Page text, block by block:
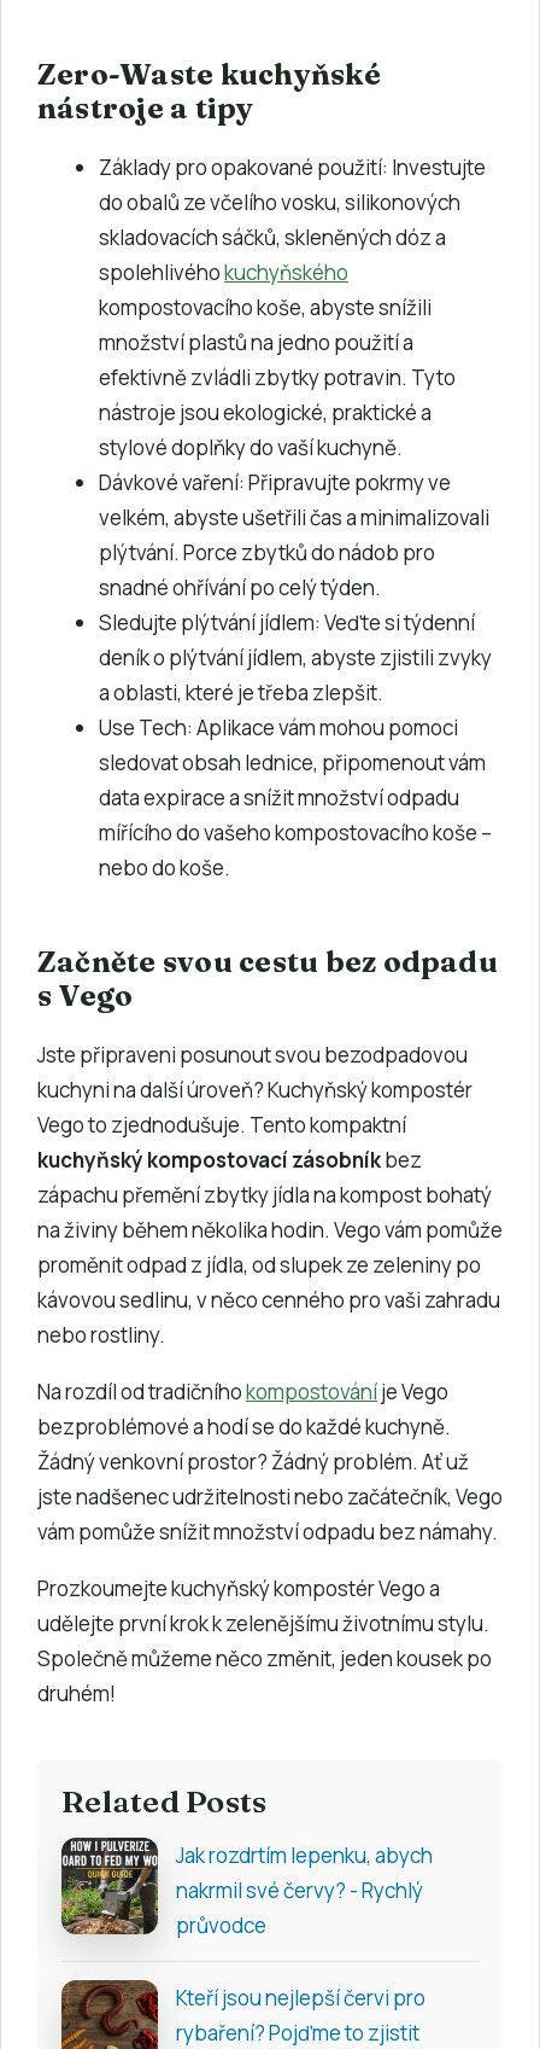
Zero-Waste kuchyňské
nástroje a tipy
Základy pro opakované použití: Investujte
do obalů ze včelího vosku, silikonových
skladovacích sáčků, skleněných dóz a
spolehlivéhokuchyňského
kompostovacího koše, abyste snížili
množství plastů na jedno použití a
efektivně zvládli zbytky potravin. Tyto
nástroje jsou ekologické, praktické a
stylové doplňky do vaší kuchyně.
Dávkové vaření: Připravujte pokrmy ve
velkém, abyste ušetřili čas a minimalizovali
plýtvání. Porce zbytků do nádob pro
snadné ohřívání po celý týden.
Sledujte plýtvání jídlem: Veďte si týdenní
deník o plýtvání jídlem, abyste zjistili zvyky
a oblasti, které je třeba zlepšit.
Use Tech: Aplikace vám mohou pomoci
sledovat obsah lednice, připomenout vám
data expirace a snížit množství odpadu
mířícího do vašeho kompostovacího koše –
nebo do koše.
Začněte svou cestu bez odpadu
s Vego
Jste připraveni posunout svou bezodpadovou
kuchyni na další úroveň? Kuchyňský kompostér
Vego to zjednodušuje. Tento kompaktní
kuchyňský kompostovací zásobníkbez
zápachu přemění zbytky jídla na kompost bohatý
na živiny během několika hodin. Vego vám pomůže
proměnit odpad z jídla, od slupek ze zeleniny po
kávovou sedlinu, v něco cenného pro vaši zahradu
nebo rostliny.
Na rozdíl od tradičníhokompostováníje Vego
bezproblémové a hodí se do každé kuchyně.
Žádný venkovní prostor? Žádný problém. Ať už
jste nadšenec udržitelnosti nebo začátečník, Vego
vám pomůže snížit množství odpadu bez námahy.
Prozkoumejte kuchyňský kompostér Vego a
udělejte první krok k zelenějšímu životnímu stylu.
Společně můžeme něco změnit, jeden kousek po
druhém!
Related Posts
Jak rozdrtím lepenku, abych
nakrmil své červy? - Rychlý
průvodce
Kteří jsou nejlepší červi pro
rybaření? Pojďme to zjistit